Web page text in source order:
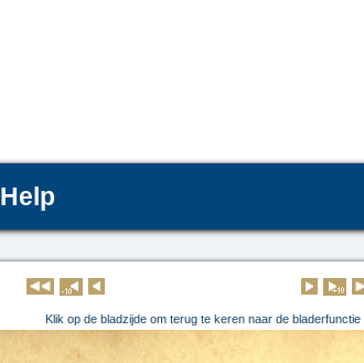
Help
Klik op de bladzijde om terug te keren naar de bladerfunctie